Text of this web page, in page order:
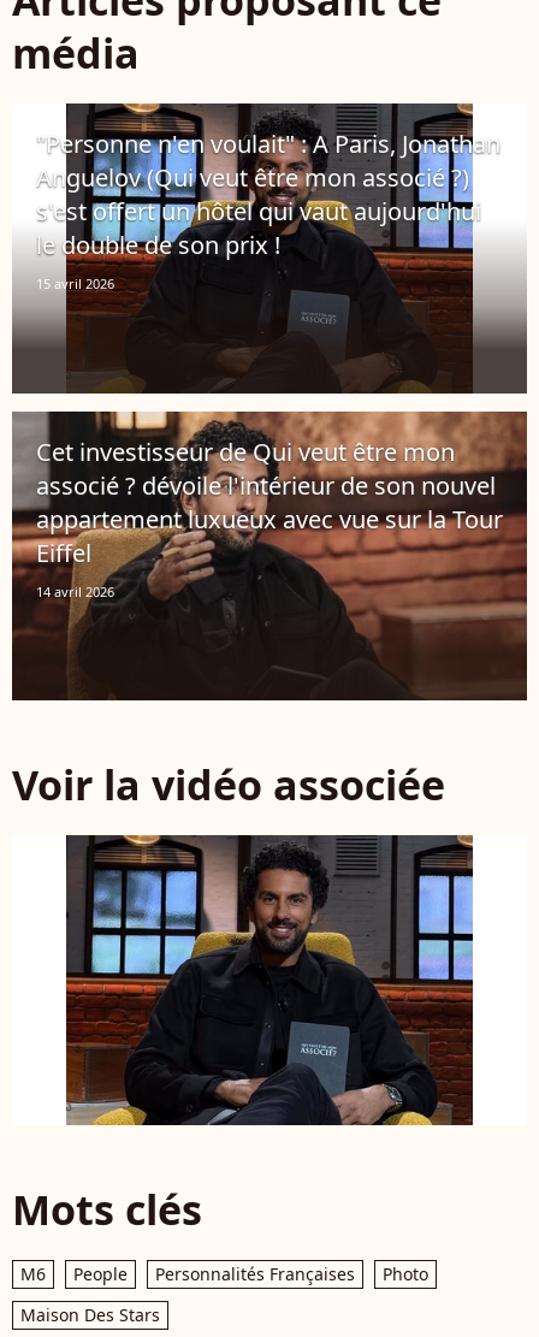
média
"Personne n'en voulait" : A Paris, Jonathan
Anguelov (Qui veut être mon associé ?)
s'est offert un hôtel qui vaut aujourd'hui
le double de son prix !
15 avril 2026
Cet investisseur de Qui veut être mon
associé ? dévoile l'intérieur de son nouvel
appartement luxueux avec vue sur la Tour
Eiffel
14 avril 2026
Voir la vidéo associée
Mots clés
M6 People Personnalités Françaises
Photo
Maison Des Stars